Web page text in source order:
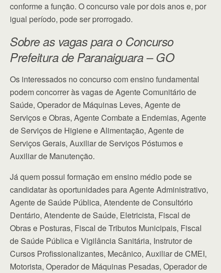
conforme a função. O concurso vale por dois anos e, por
igual período, pode ser prorrogado.
Sobre as vagas para o Concurso
Prefeitura de Paranaiguara – GO
Os interessados no concurso com ensino fundamental
podem concorrer às vagas de Agente Comunitário de
Saúde, Operador de Máquinas Leves, Agente de
Serviços e Obras, Agente Combate a Endemias, Agente
de Serviços de Higiene e Alimentação, Agente de
Serviços Gerais, Auxiliar de Serviços Póstumos e
Auxiliar de Manutenção.
Já quem possui formação em ensino médio pode se
candidatar às oportunidades para Agente Administrativo,
Agente de Saúde Pública, Atendente de Consultório
Dentário, Atendente de Saúde, Eletricista, Fiscal de
Obras e Posturas, Fiscal de Tributos Municipais, Fiscal
de Saúde Pública e Vigilância Sanitária, Instrutor de
Cursos Profissionalizantes, Mecânico, Auxiliar de CMEI,
Motorista, Operador de Máquinas Pesadas, Operador de